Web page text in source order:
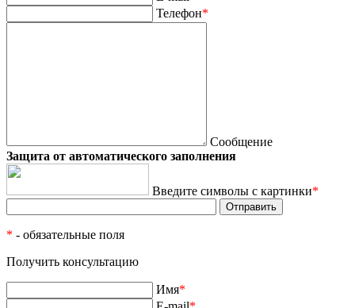
Телефон*
Сообщение
Защита от автоматического заполнения
Введите символы с картинки*
* - обязательные поля
Получить консультацию
Имя*